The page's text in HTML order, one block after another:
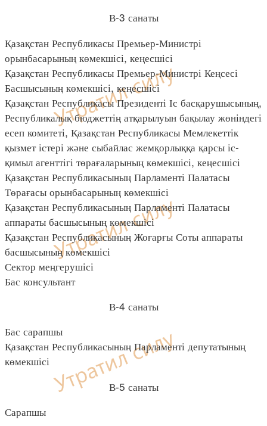
В-3 санаты
Қазақстан Республикасы Премьер-Министрі
орынбасарының көмекшісі, кеңесшісі
Қазақстан Республикасы Премьер-Министрі Кеңсесі
Басшысының көмекшісі, кеңесшісі
Қазақстан Республикасы Президенті Іс басқарушысының,
Республикалық бюджеттің атқарылуын бақылау жөніндегі
есеп комитеті, Қазақстан Республикасы Мемлекеттік
қызмет істері және сыбайлас жемқорлыққа қарсы іс-
қимыл агенттігі төрағаларының көмекшісі, кеңесшісі
Қазақстан Республикасының Парламенті Палатасы
Төрағасы орынбасарының көмекшісі
Қазақстан Республикасының Парламенті Палатасы
аппараты басшысының көмекшісі
Қазақстан Республикасының Жоғарғы Соты аппараты
басшысының көмекшісі
Сектор меңгерушісі
Бас консультант
В-4 санаты
Бас сарапшы
Қазақстан Республикасының Парламенті депутатының
көмекшісі
В-5 санаты
Сарапшы